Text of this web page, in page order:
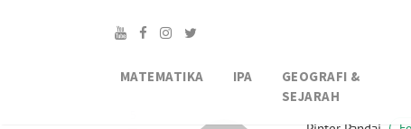
MATEMATIKA IPA
GEOGRAFI &
SEJARAH